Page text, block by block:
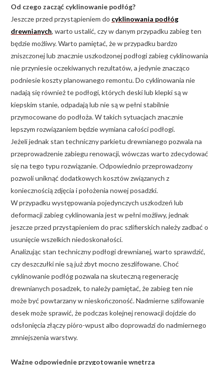
Od czego zacząć cyklinowanie podłóg?
Jeszcze przed przystąpieniem do cyklinowania podłóg
drewnianych, warto ustalić, czy w danym przypadku zabieg ten
będzie możliwy. Warto pamiętać, że w przypadku bardzo
zniszczonej lub znacznie uszkodzonej podłogi zabieg cyklinowania
nie przyniesie oczekiwanych rezultatów, a jedynie znacząco
podniesie koszty planowanego remontu. Do cyklinowania nie
nadają się również te podłogi, których deski lub klepki są w
kiepskim stanie, odpadają lub nie są w pełni stabilnie
przymocowane do podłoża. W takich sytuacjach znacznie
lepszym rozwiązaniem będzie wymiana całości podłogi.
Jeżeli jednak stan techniczny parkietu drewnianego pozwala na
przeprowadzenie zabiegu renowacji, wówczas warto zdecydować
się na tego typu rozwiązanie. Odpowiednio przeprowadzony
pozwoli uniknąć dodatkowych kosztów związanych z
koniecznością zdjęcia i położenia nowej posadzki.
W przypadku występowania pojedynczych uszkodzeń lub
deformacji zabieg cyklinowania jest w pełni możliwy, jednak
jeszcze przed przystąpieniem do prac szlifierskich należy zadbać o
usunięcie wszelkich niedoskonałości.
Analizując stan techniczny podłogi drewnianej, warto sprawdzić,
czy deszczułki nie są już zbyt mocno zeszlifowane. Choć
cyklinowanie podłóg pozwala na skuteczną regenerację
drewnianych posadzek, to należy pamiętać, że zabieg ten nie
może być powtarzany w nieskończoność. Nadmierne szlifowanie
desek może sprawić, że podczas kolejnej renowacji dojdzie do
odsłonięcia złączy pióro-wpust albo doprowadzi do nadmiernego
zmniejszenia warstwy.
Ważne odpowiednie przygotowanie wnętrza